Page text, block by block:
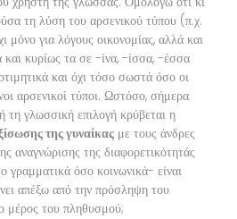
τη λύση του αρσενικού τύπου (π.χ.
μόνο για λόγους οικονομίας, αλλά και
και κυρίως τα σε -ίνα, -ίσσα, -έσσα
και όχι τόσο σωστά όσο οι
αρσενικοί τύποι. Ωστόσο, σήμερα
τη γλωσσική επιλογή κρύβεται η
της γυναίκας με τους άνδρες
αναγνώρισης της διαφορετικότητάς
όσο κοινωνικά- είναι
απέξω από την πρόσληψη του
μέρος του πληθυσμού;